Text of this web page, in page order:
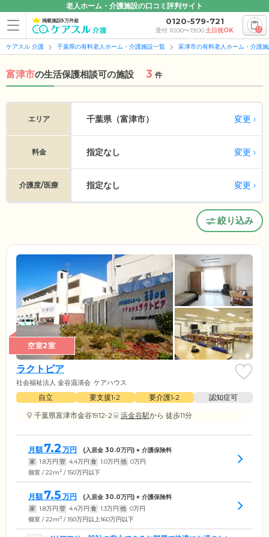
老人ホーム・介護施設の口コミ評判サイト
掲載施設5万件超 0120-579-721
受付 10:00〜19:00土日祝OK 0
ケアスル 介護 千葉県の有料老人ホーム・介護施設一覧 富津市の有料老人ホーム・介護
富津市の生活保護相談可の施設 3 件
エリア 千葉県（富津市） 変更
料金 指定なし 変更
介護度/医療 指定なし 変更
絞り込み
空室2室
ラクトピア
社会福祉法人 金谷温清会 ケアハウス
自立 要支援1•2 要介護1•2
認知症可
千葉県富津市金谷1912-2
浜金谷駅から 徒歩11分
月額 7.2 万円 (入居金 30.0万円) + 介護保険料
家 1.8万円 管 4.4万円 食 1.0万円 他 0万円
個室 / 22m2 / 150万円以下
月額 7.5 万円 (入居金 30.0万円) + 介護保険料
家 1.8万円 管 4.4万円 食 1.3万円 他 0万円
個室 / 22m2 / 150万円以上160万円以下